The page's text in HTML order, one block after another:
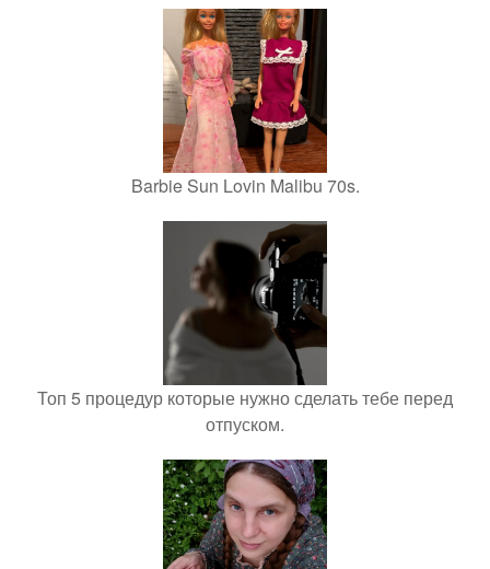
Barbie Sun Lovin Malibu 70s.
Топ 5 процедур которые нужно сделать тебе перед
отпуском.